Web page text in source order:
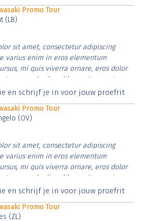
Promo Tour
(LB)
sit amet, consectetur adipiscing
varius enim in eros elementum
mi quis viverra ornare, eros dolor
commodo diam libero vitae erat.
nibh et justo cursus id rutrum lorem
en schrijf je in voor jouw proefrit
Promo Tour
(OV)
sit amet, consectetur adipiscing
varius enim in eros elementum
mi quis viverra ornare, eros dolor
commodo diam libero vitae erat.
nibh et justo cursus id rutrum lorem
en schrijf je in voor jouw proefrit
Promo Tour
(ZL)